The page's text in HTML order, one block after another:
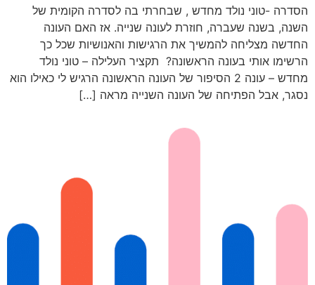
הסדרה -טוני נולד מחדש , שבחרתי בה לסדרה הקומית של
השנה, בשנה שעברה, חוזרת לעונה שנייה. אז האם העונה
החדשה מצליחה להמשיך את הרגישות והאנושיות שכל כך
הרשימו אותי בעונה הראשונה? תקציר העלילה – טוני נולד
מחדש – עונה 2 הסיפור של העונה הראשונה הרגיש לי כאילו הוא
נסגר, אבל הפתיחה של העונה השנייה מראה […]